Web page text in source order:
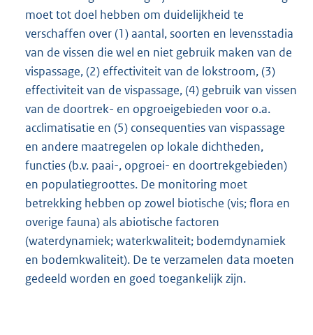
moet tot doel hebben om duidelijkheid te
verschaffen over (1) aantal, soorten en levensstadia
van de vissen die wel en niet gebruik maken van de
vispassage, (2) effectiviteit van de lokstroom, (3)
effectiviteit van de vispassage, (4) gebruik van vissen
van de doortrek- en opgroeigebieden voor o.a.
acclimatisatie en (5) consequenties van vispassage
en andere maatregelen op lokale dichtheden,
functies (b.v. paai-, opgroei- en doortrekgebieden)
en populatiegroottes. De monitoring moet
betrekking hebben op zowel biotische (vis; flora en
overige fauna) als abiotische factoren
(waterdynamiek; waterkwaliteit; bodemdynamiek
en bodemkwaliteit). De te verzamelen data moeten
gedeeld worden en goed toegankelijk zijn.